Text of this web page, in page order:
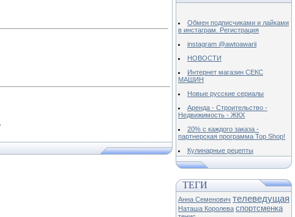
Обмен подписчиками и лайками
в инстаграм. Регистрация
instagram @awtoawarii
НОВОСТИ
Интернет магазин СЕКС
МАШИН
Новые русские сериалы
Аренда - Строительство -
Недвижимость - ЖКХ
20% с каждого заказа -
партнерская программа Top Shop!
Кулинарные рецепты
ТЕГИ
Анна Семенович телеведущая
Наташа Королева спортсменка